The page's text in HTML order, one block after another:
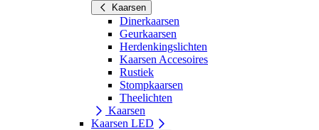
Kaarsen
Dinerkaarsen
Geurkaarsen
Herdenkingslichten
Kaarsen Accesoires
Rustiek
Stompkaarsen
Theelichten
Kaarsen
Kaarsen LED